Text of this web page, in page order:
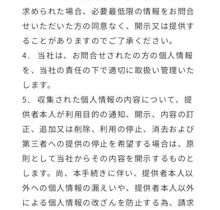
求められた場合、必要最低限の情報をお問合
せいただいた方の同意なく、開示又は提供す
ることがありますのでご了承ください。
当社は、お問合せされたの方の個人情報
を、当社の責任の下で適切に取扱い管理いた
します。
収集された個人情報の内容について、提
供者本人が利用目的の通知、開示、内容の訂
正、追加又は削除、利用の停止、消去および
第三者への提供の停止を希望する場合は、原
則として当社からその内容を開示するものと
します。尚、本手続きに伴い、提供者本人以
外への個人情報の漏えいや、提供者本人以外
による個人情報の改ざんを防止する為、請求